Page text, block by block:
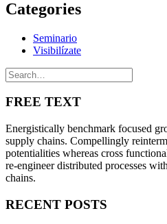
Categories
Seminario
Visibilízate
FREE TEXT
Energistically benchmark focused
supply chains. Compellingly
potentialities whereas cross
re-engineer distributed processes
chains.
RECENT POSTS